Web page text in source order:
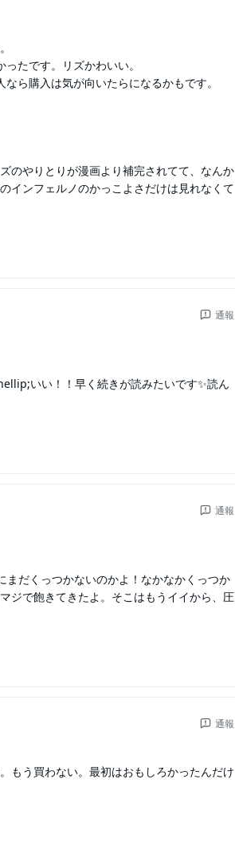
たです。リズかわいい。
ら購入は気が向いたらになるかもです。
のやりとりが漫画より補完されてて、なんか
インフェルノのかっこよさだけは見れなくて
通報
いい！！早く続きが読みたいです✨読ん
通報
まだくっつかないのかよ！なかなかくっつか
ジで飽きてきたよ。そこはもうイイから、圧
通報
もう買わない。最初はおもしろかったんだけ